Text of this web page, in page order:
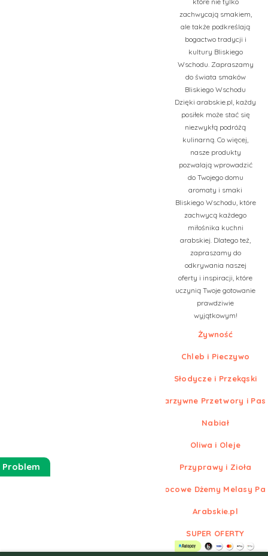
zachwycają smakiem,
ale także podkreślają
bogactwo tradycji i
kultury Bliskiego
Wschodu. Zapraszamy
do świata smaków
Bliskiego Wschodu
Dzięki arabskie.pl, każdy
posiłek może stać się
niezwykłą podróżą
kulinarną. Co więcej,
nasze produkty
pozwalają wprowadzić
do Twojego domu
aromaty i smaki
Bliskiego Wschodu, które
zachwycą każdego
miłośnika kuchni
arabskiej. Dlatego też,
zapraszamy do
odkrywania naszej
oferty i inspiracji, które
uczynią Twoje gotowanie
prawdziwie
wyjątkowym!
Żywność
Chleb i Pieczywo
Słodycze i Przekąski
Warzywne Przetwory i
Nabiał
Oliwa i Oleje
Przyprawy i Zioła
Owocowe Dżemy Melasy
Arabskie.pl
SUPER OFERTY
Problem